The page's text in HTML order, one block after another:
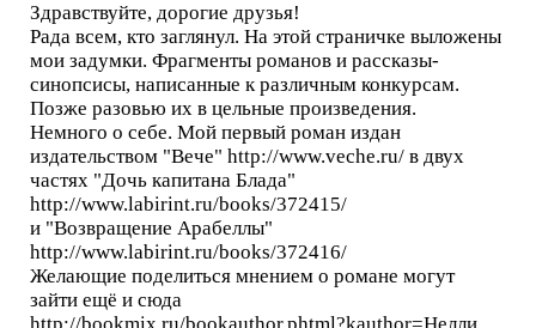
Здравствуйте, дорогие друзья!
Рада всем, кто заглянул. На этой страничке выложены
мои задумки. Фрагменты романов и рассказы-
синопсисы, написанные к различным конкурсам.
Позже разовью их в цельные произведения.
Немного о себе. Мой первый роман издан
издательством "Вече" http://www.veche.ru/ в двух
частях "Дочь капитана Блада"
http://www.labirint.ru/books/372415/
и "Возвращение Арабеллы"
http://www.labirint.ru/books/372416/
Желающие поделиться мнением о романе могут
зайти ещё и сюда